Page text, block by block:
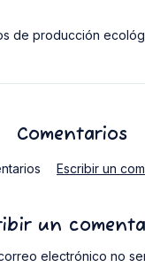
de producción
Comentarios
Escribir un
un
electrónico no